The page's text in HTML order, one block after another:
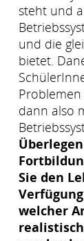
steht und
und die
bietet.
dann also
Sie den
welcher